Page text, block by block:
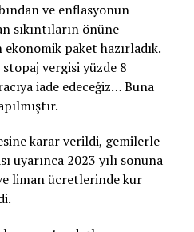
ve enflasyonun
sıkıntıların önüne
paket hazırladık.
vergisi yüzde 8
iade edeceğiz… Buna
karar verildi, gemilerle
uyarınca 2023 yılı sonuna
liman ücretlerinde kur